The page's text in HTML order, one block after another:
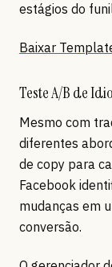
estágios do
Baixar
Teste A/B de
Mesmo com
diferentes
de copy para
Facebook
mudanças em
conversão.